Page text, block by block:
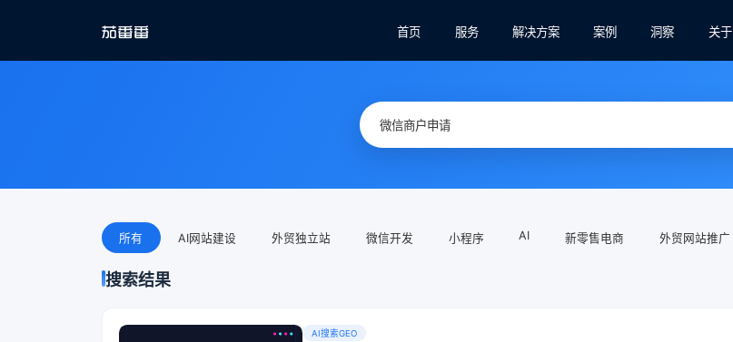
首页 服务 解决方案 案例 洞察 关于
所有 AI网站建设 外贸独立站 微信开发 小程序 AI 新零售电商 外贸网站推广
搜索结果
AI搜索GEO